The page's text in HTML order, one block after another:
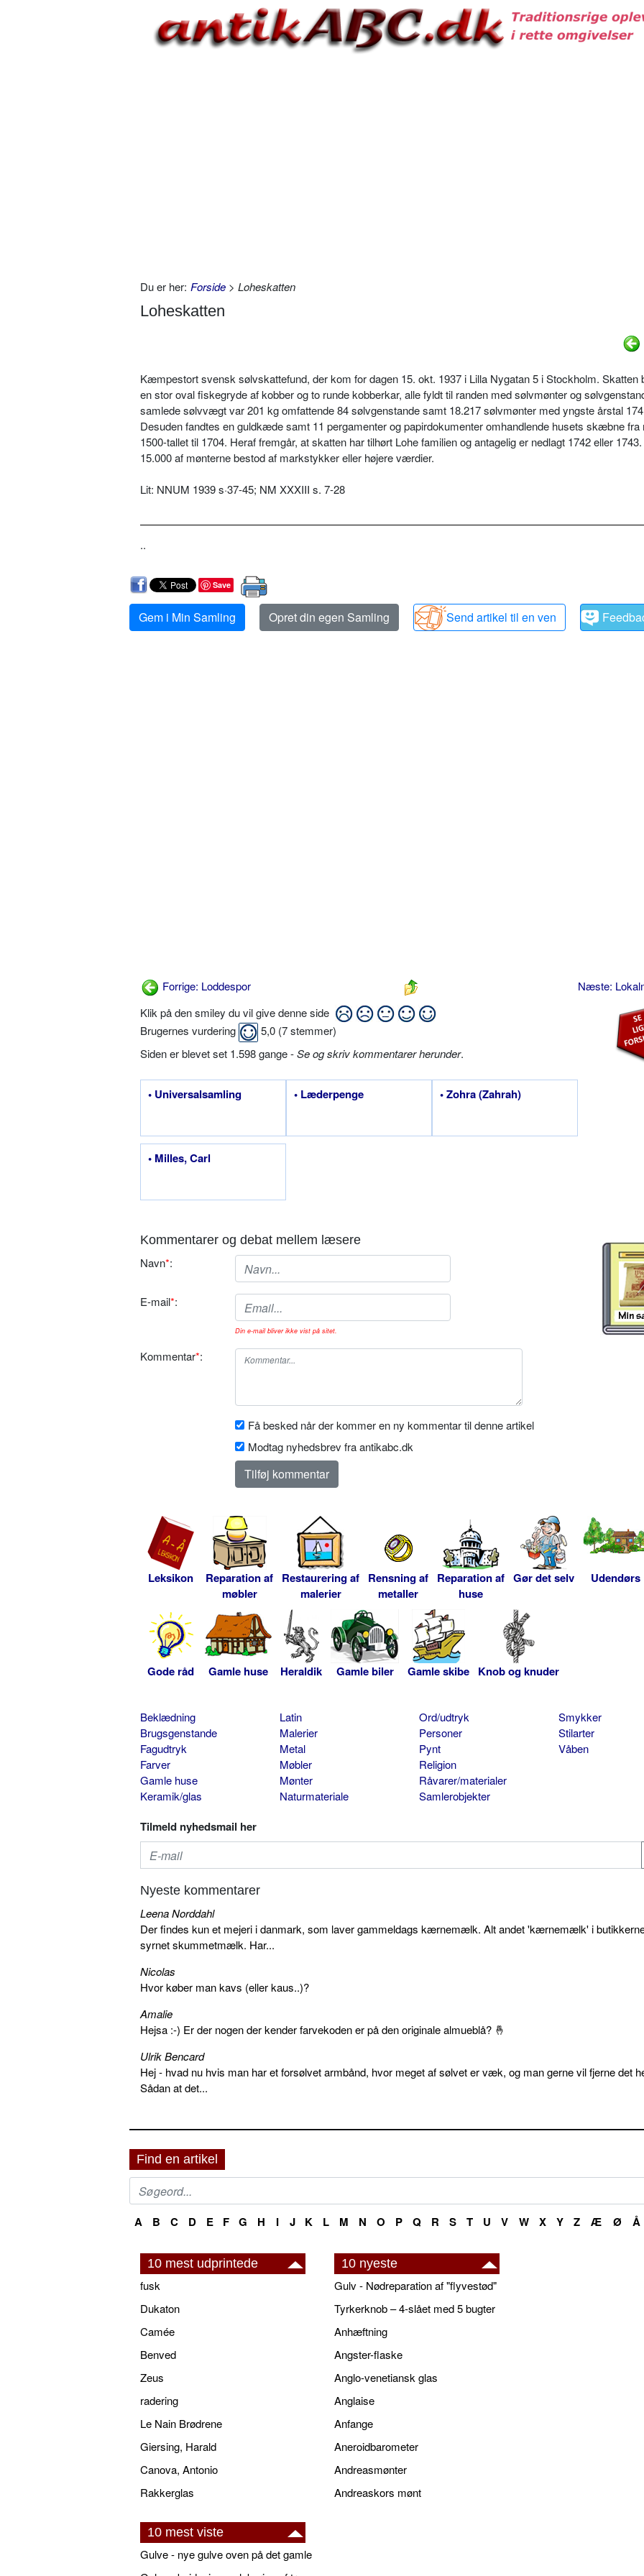
Du er her: Forside > Loheskatten
Loheskatten
Kæmpestort svensk sølvskattefund, der kom for dagen 15. okt. 1937 i Lilla Nygatan 5 i Stockholm. Skatten
en stor oval fiskegryde af kobber og to runde kobberkar, alle fyldt til randen med sølvmønter og
samlede sølvvægt var 201 kg omfattende 84 sølvgenstande samt 18.217 sølvmønter med yngste årstal
Desuden fandtes en guldkæde samt 11 pergamenter og papirdokumenter omhandlende husets skæbne fra
1500-tallet til 1704. Heraf fremgår, at skatten har tilhørt Lohe familien og antagelig er nedlagt 1742 eller
15.000 af mønterne bestod af markstykker eller højere værdier.
Lit: NNUM 1939 s·37-45; NM XXXIII s. 7-28
..
Save
Gem i Min Samling Opret din egen Samling Send artikel til en ven
Forrige: Loddespor
Næste:
Klik på den smiley du vil give denne side
Brugernes vurdering
5,0 (7stemmer)
Siden er blevet set 1.598 gange -Se og skriv kommentarer herunder.
• Universalsamling • Læderpenge • Zohra (Zahrah)
• Milles, Carl
Kommentarer og debat mellem læsere
Navn*:
E-mail*:
Din e-mail bliver ikke vist på sitet.
Kommentar*:
Få besked når der kommer en ny kommentar til denne artikel
Modtag nyhedsbrev fra antikabc.dk
Leksikon
Reparation af
møbler
Restaurering af
malerier
Rensning af
metaller
Reparation af
huse
Gør det selv Udendørs
Gode råd Gamle huse Heraldik Gamle biler Gamle skibe Knob og knuder
Beklædning
Brugsgenstande
Fagudtryk
Farver
Gamle huse
Keramik/glas
Latin
Malerier
Metal
Møbler
Mønter
Naturmateriale
Ord/udtryk
Personer
Pynt
Religion
Råvarer/materialer
Samlerobjekter
Smykker
Stilarter
Våben
Tilmeld nyhedsmail her
Nyeste kommentarer
Leena Norddahl
Der findes kun et mejeri i danmark, som laver gammeldags kærnemælk. Alt andet 'kærnemælk' i
syrnet skummetmælk. Har...
Nicolas
Hvor køber man kavs (eller kaus..)?
Amalie
Hejsa :-) Er der nogen der kender farvekoden er på den originale almueblå? 🤞
Ulrik Bencard
Hej - hvad nu hvis man har et forsølvet armbånd, hvor meget af sølvet er væk, og man gerne vil fjerne det
Sådan at det...
Find en artikel
A B C D E F G H I J K L M N O P Q R S T U V W X Y Z Æ Ø Å
10 mest udprintede
fusk
Dukaton
Camée
Benved
Zeus
radering
Le Nain Brødrene
Giersing, Harald
Canova, Antonio
Rakkerglas
10 nyeste
Gulv - Nødreparation af "flyvestød"
Tyrkerknob – 4-slået med 5 bugter
Anhæftning
Angster-flaske
Anglo-venetiansk glas
Anglaise
Anfange
Aneroidbarometer
Andreasmønter
Andreaskors mønt
10 mest viste
Gulve - nye gulve oven på det gamle